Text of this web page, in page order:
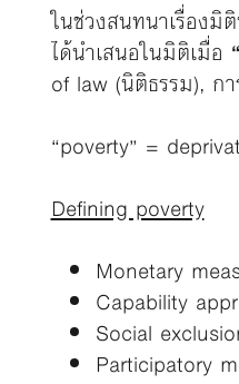
ในช่วงสนทนาเรื่อง
ได้นำเสนอในมิติเมื่อ
of law (นิติธรรม), ก
“poverty” =
Defining poverty
Monetary
Capability
Social
Participatory